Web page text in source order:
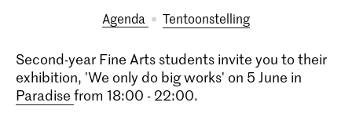
Agenda tentoonstelling
Second-year Fine Arts students invite you to their
exhibition, 'We only do big works' on 5 June in
Paradise from 18:00 - 22:00.